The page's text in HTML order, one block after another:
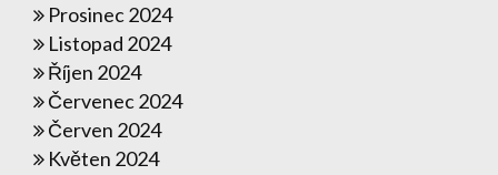
Prosinec 2024
Listopad 2024
Říjen 2024
Červenec 2024
Červen 2024
Květen 2024